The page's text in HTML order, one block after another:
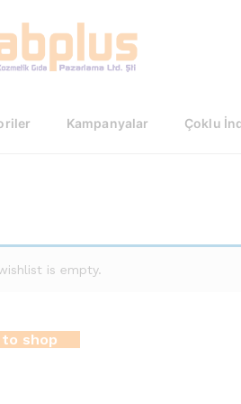
Kampanyalar Çoklu
is empty.
shop